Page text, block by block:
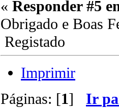
« Responder #5
Obrigado e Boas
Registado
Imprimir
Páginas: [1] Ir